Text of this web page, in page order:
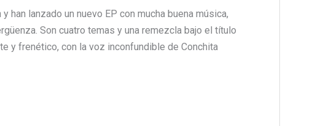
han lanzado un nuevo EP con mucha buena música,
Son cuatro temas y una remezcla bajo el título
y frenético, con la voz inconfundible de Conchita